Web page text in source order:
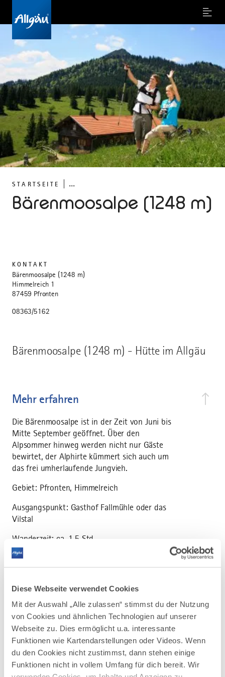
Diese Webseite verwendet Cookies
Mit der Auswahl „Alle zulassen“ stimmst du der Nutzung
von Cookies und ähnlichen Technologien auf unserer
Webseite zu. Dies ermöglicht u.a. interessante
Funktionen wie Kartendarstellungen oder Videos. Wenn
du den Cookies nicht zustimmst, dann stehen einige
Funktionen nicht in vollem Umfang für dich bereit. Wir
Menu
STARTSEITE ...
Bärenmoosalpe (1248 m)
Bärenmoosalpe (1248 m) - Hütte im Allgäu
Mehr erfahren
Die Bärenmoosalpe ist in der Zeit von Juni bis
Mitte September geöffnet. Über den
Alpsommer hinweg werden nicht nur Gäste
bewirtet, der Alphirte kümmert sich auch um
das frei umherlaufende Jungvieh.
Gebiet: Pfronten, Himmelreich
Ausgangspunkt: Gasthof Fallmühle oder das
Vilstal
Wanderzeit: ca. 1,5 Std.
Fahrgelegenheit: keine
KONTAKT
Bärenmoosalpe (1248 m)
Himmelreich 1
87459 Pfronten
08363/5162
AUF DER ALLGÄU KARTE